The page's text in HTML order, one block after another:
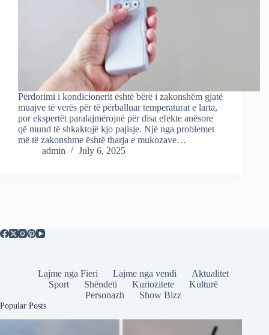
Përdorimi i kondicionerit është bërë i zakonshëm gjatë
muajve të verës për të përballuar temperaturat e larta,
por ekspertët paralajmërojnë për disa efekte anësore
që mund të shkaktojë kjo pajisje. Një nga problemet
më të zakonshme është tharja e mukozave…
admin
July 6, 2025
Lajme nga Fieri Lajme nga vendi
Aktualitet
Sport
Shëndeti Kuriozitete
Kulturë
Personazh
Show Bizz
Popular Posts